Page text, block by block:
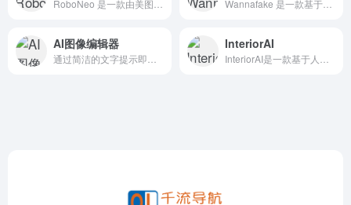
AI图像编辑器 InteriorAI